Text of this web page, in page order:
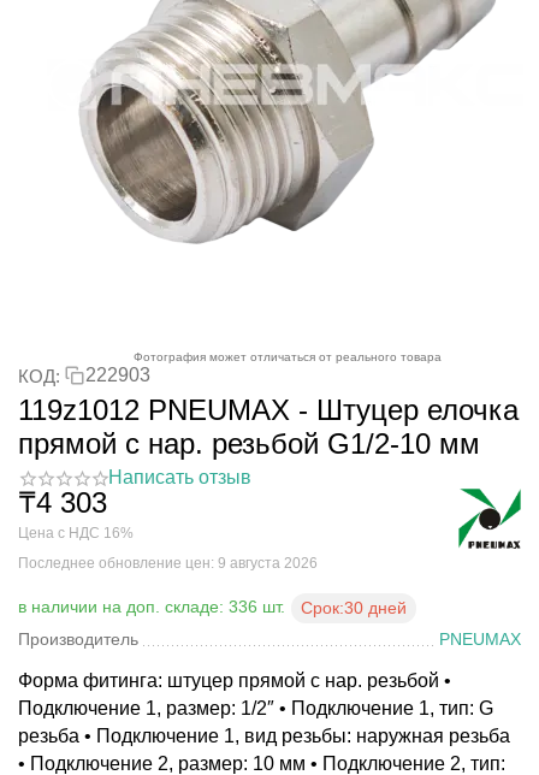
Фотография может отличаться от реального товара
КОД: 222903
119z1012 PNEUMAX - Штуцер елочка
прямой с нар. резьбой G1/2-10 мм
Написать отзыв
₸4 303
Цена с НДС 16%
Последнее обновление цен: 9 августа 2026
в наличии на доп. складе: 336 шт. Срок:30 дней
Производитель
PNEUMAX
Форма фитинга: штуцер прямой с нар. резьбой •
Подключение 1, размер: 1/2″ • Подключение 1, тип: G
резьба • Подключение 1, вид резьбы: наружная резьба
• Подключение 2, размер: 10 мм • Подключение 2, тип: